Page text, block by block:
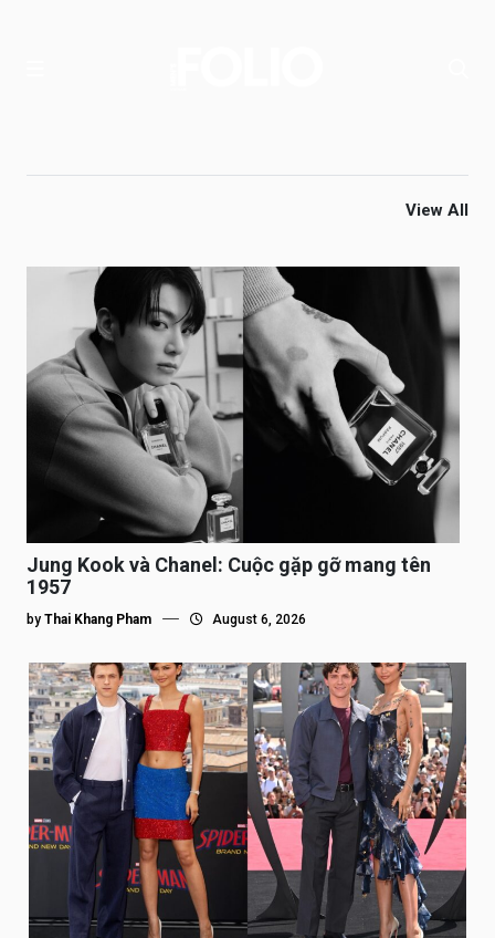
View All
Jung Kook và Chanel: Cuộc gặp gỡ mang tên
1957
by Thai Khang Pham August 6, 2026